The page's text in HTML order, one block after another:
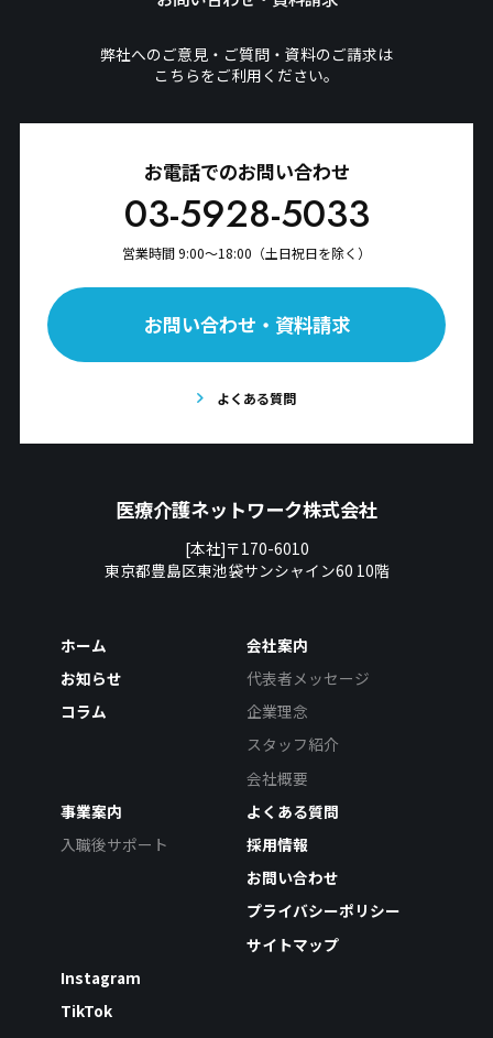
弊社へのご意見・ご質問・資料のご請求は
こちらをご利用ください。
お電話でのお問い合わせ
03-5928-5033
営業時間 9:00〜18:00（土日祝日を除く）
お問い合わせ・資料請求
よくある質問
医療介護ネットワーク株式会社
[本社]〒170-6010
東京都豊島区東池袋サンシャイン60 10階
ホーム
お知らせ
コラム
会社案内
代表者メッセージ
企業理念
スタッフ紹介
会社概要
事業案内
入職後サポート
よくある質問
採用情報
お問い合わせ
プライバシーポリシー
サイトマップ
Instagram
TikTok